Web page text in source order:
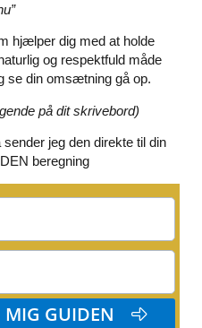
hjælper dig med at holde
og respektfuld måde
se din omsætning gå op.
på dit skrivebord)
jeg den direkte til din
beregning